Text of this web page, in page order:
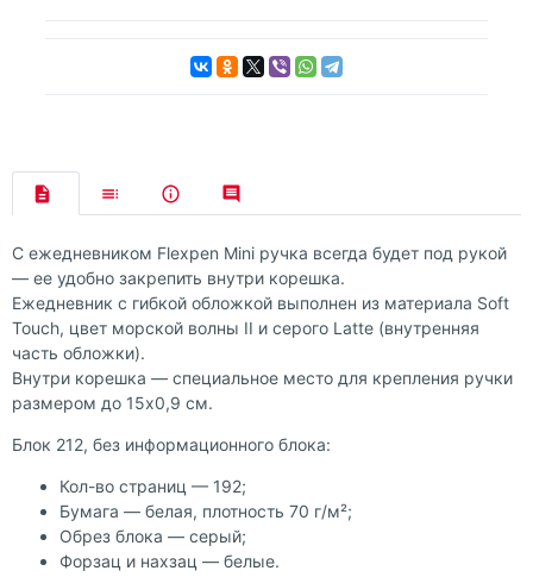
С ежедневником Flexpen Mini ручка всегда будет под рукой
— ее удобно закрепить внутри корешка.
Ежедневник с гибкой обложкой выполнен из материала Soft
Touch, цвет морской волны II и серого Latte (внутренняя
часть обложки).
Внутри корешка — специальное место для крепления ручки
размером до 15х0,9 см.
Блок 212, без информационного блока:
Кол-во страниц — 192;
Бумага — белая, плотность 70 г/м²;
Обрез блока — серый;
Форзац и нахзац — белые.